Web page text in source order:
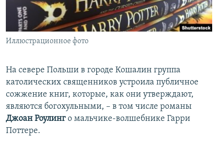
ПОБЕДИТЕЛЕЙ НЕ СУДЯТ?
КРЫМ.НЕПОКОРЕННЫЙ
ELIFBE
ПРИСОЕДИНЯЙТЕСЬ!
Все сайты RFE/RL
Иллюстрационное фото
На севере Польши в городе Кошалин группа
католических священников устроила публичное
сожжение книг, которые, как они утверждают,
являются богохульными, – в том числе романы
Джоан Роулинг о мальчике-волшебнике Гарри
Поттере.